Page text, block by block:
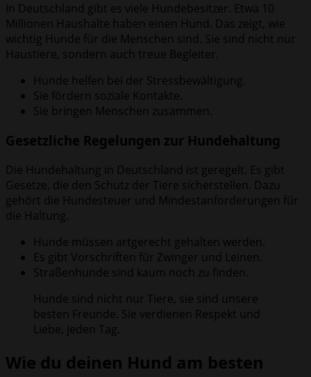
In Deutschland gibt es viele Hundebesitzer. Etwa 10
Millionen Haushalte haben einen Hund. Das zeigt, wie
wichtig Hunde für die Menschen sind. Sie sind nicht nur
Haustiere, sondern auch treue Begleiter.
Hunde helfen bei der Stressbewältigung.
Sie fördern soziale Kontakte.
Sie bringen Menschen zusammen.
Gesetzliche Regelungen zur Hundehaltung
Die Hundehaltung in Deutschland ist geregelt. Es gibt
Gesetze, die den Schutz der Tiere sicherstellen. Dazu
gehört die Hundesteuer und Mindestanforderungen für
die Haltung.
Hunde müssen artgerecht gehalten werden.
Es gibt Vorschriften für Zwinger und Leinen.
Straßenhunde sind kaum noch zu finden.
Hunde sind nicht nur Tiere, sie sind unsere
besten Freunde. Sie verdienen Respekt und
Liebe, jeden Tag.
Wie du deinen Hund am besten